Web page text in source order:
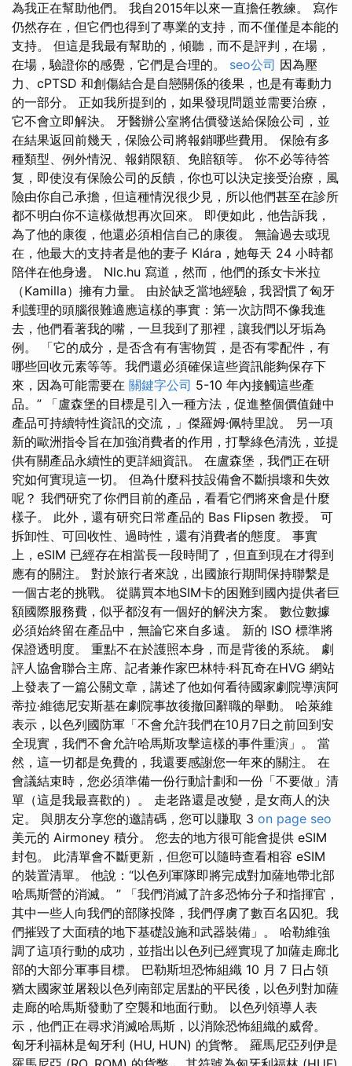
為我正在幫助他們。 我自2015年以來一直擔任教練。 寫作
仍然存在，但它們也得到了專業的支持，而不僅僅是本能的
支持。 但這是我最有幫助的，傾聽，而不是評判，在場，
在場，驗證你的感覺，它們是合理的。 seo公司 因為壓
力、cPTSD 和創傷結合是自戀關係的後果，也是有毒動力
的一部分。 正如我所提到的，如果發現問題並需要治療，
它不會立即解決。 牙醫辦公室將估價發送給保險公司，並
在結果返回前幾天，保險公司將報銷哪些費用。 保險有多
種類型、例外情況、報銷限額、免賠額等。 你不必等待答
复，即使沒有保險公司的反饋，你也可以決定接受治療，風
險由你自己承擔，但這種情況很少見，所以他們甚至在診所
都不明白你不這樣做想再次回來。 即便如此，他告訴我，
為了他的康復，他還必須相信自己的康復。 無論過去或現
在，他最大的支持者是他的妻子 Klára，她每天 24 小時都
陪伴在他身邊。 Nlc.hu 寫道，然而，他們的孫女卡米拉
（Kamilla）擁有力量。 由於缺乏當地經驗，我習慣了匈牙
利護理的頭腦很難適應這樣的事實：第一次訪問不像我進
去，他們看著我的嘴，一旦我到了那裡，讓我們以牙垢為
例。 「它的成分，是否含有有害物質，是否有零配件，有
哪些回收元素等等。我們還必須確保這些資訊能夠保存下
來，因為可能需要在 關鍵字公司 5-10 年內接觸這些產
品。” 「盧森堡的目標是引入一種方法，促進整個價值鏈中
產品可持續特性資訊的交流，」傑羅姆·佩特里說。 另一項
新的歐洲指令旨在加強消費者的作用，打擊綠色清洗，並提
供有關產品永續性的更詳細資訊。 在盧森堡，我們正在研
究如何實現這一切。 但為什麼科技設備會不斷損壞和失效
呢？ 我們研究了你們目前的產品，看看它們將來會是什麼
樣子。 此外，還有研究日常產品的 Bas Flipsen 教授。 可
拆卸性、可回收性、過時性，還有消費者的態度。 事實
上，eSIM 已經存在相當長一段時間了，但直到現在才得到
應有的關注。 對於旅行者來說，出國旅行期間保持聯繫是
一個古老的挑戰。 從購買本地SIM卡的困難到國內提供者巨
額國際服務費，似乎都沒有一個好的解決方案。 數位數據
必須始終留在產品中，無論它來自多遠。 新的 ISO 標準將
保證透明度。 重點不在於護照本身，而是背後的系統。 劇
評人協會聯合主席、記者兼作家巴林特·科瓦奇在HVG 網站
上發表了一篇公關文章，講述了他如何看待國家劇院導演阿
蒂拉·維德尼安斯基在劇院事故後撤回辭職的舉動。 哈萊維
表示，以色列國防軍「不會允許我們在10月7日之前回到安
全現實，我們不會允許哈馬斯攻擊這樣的事件重演」。 當
然，這一切都是免費的，我還要感謝您一年來的關注。 在
會議結束時，您必須準備一份行動計劃和一份「不要做」清
單（這是我最喜歡的）。 走老路還是改變，是女商人的決
定。 與朋友分享您的邀請碼，您可以賺取 3 on page seo
美元的 Airmoney 積分。 您去的地方很可能會提供 eSIM
封包。 此清單會不斷更新，但您可以隨時查看相容 eSIM
的裝置清單。 他說：“以色列軍隊即將完成對加薩地帶北部
哈馬斯營的消滅。 ” 「我們消滅了許多恐怖分子和指揮官，
其中一些人向我們的部隊投降，我們俘虜了數百名囚犯。我
們摧毀了大面積的地下基礎設施和武器裝備」。 哈勒維強
調了這項行動的成功，並指出以色列已經實現了加薩走廊北
部的大部分軍事目標。 巴勒斯坦恐怖組織 10 月 7 日占領
猶太國家並屠殺以色列南部定居點的平民後，以色列對加薩
走廊的哈馬斯發動了空襲和地面行動。 以色列領導人表
示，他們正在尋求消滅哈馬斯，以消除恐怖組織的威脅。
匈牙利福林是匈牙利 (HU, HUN) 的貨幣。 羅馬尼亞列伊是